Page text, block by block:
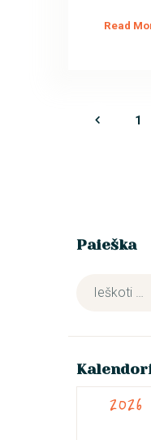
Read
Įrašų
1
Paieška
Ieškoti: